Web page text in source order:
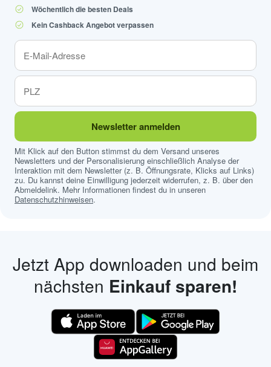
Wöchentlich die besten Deals
Kein Cashback Angebot verpassen
Newsletter anmelden
Mit Klick auf den Button stimmst du dem Versand unseres
Newsletters und der Personalisierung einschließlich Analyse der
Interaktion mit dem Newsletter (z. B. Öffnungsrate, Klicks auf Links)
zu. Du kannst deine Einwilligung jederzeit widerrufen, z. B. über den
Abmeldelink. Mehr Informationen findest du in unseren
Datenschutzhinweisen.
Jetzt App downloaden und beim
nächsten Einkauf sparen!